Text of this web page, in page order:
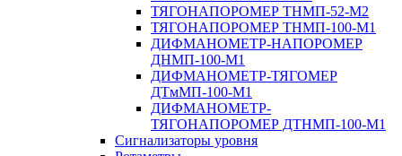
ТЯГОНАПОРОМЕР ТНМП-52-М2
ТЯГОНАПОРОМЕР ТНМП-100-М1
ДИФМАНОМЕТР-НАПОРОМЕР
ДНМП-100-М1
ДИФМАНОМЕТР-ТЯГОМЕР
ДТмМП-100-М1
ДИФМАНОМЕТР-
ТЯГОНАПОРОМЕР ДТНМП-100-М1
Сигнализаторы уровня